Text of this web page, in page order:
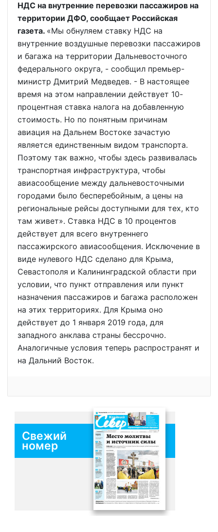
НДС на внутренние перевозки пассажиров на
территории ДФО, сообщает Российская
газета. «Мы обнуляем ставку НДС на
внутренние воздушные перевозки пассажиров
и багажа на территории Дальневосточного
федерального округа, - сообщил премьер-
министр Дмитрий Медведев. - В настоящее
время на этом направлении действует 10-
процентная ставка налога на добавленную
стоимость. Но по понятным причинам
авиация на Дальнем Востоке зачастую
является единственным видом транспорта.
Поэтому так важно, чтобы здесь развивалась
транспортная инфраструктура, чтобы
авиасообщение между дальневосточными
городами было бесперебойным, а цены на
региональные рейсы доступными для тех, кто
там живет». Ставка НДС в 10 процентов
действует для всего внутреннего
пассажирского авиасообщения. Исключение в
виде нулевого НДС сделано для Крыма,
Севастополя и Калининградской области при
условии, что пункт отправления или пункт
назначения пассажиров и багажа расположен
на этих территориях. Для Крыма оно
действует до 1 января 2019 года, для
западного анклава страны бессрочно.
Аналогичные условия теперь распространят и
на Дальний Восток.
Свежий
номер